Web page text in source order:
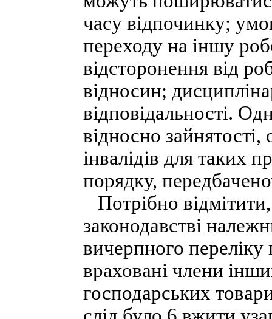
часу відпочинку;
переходу на іншу
відсторонення від
відносин;
відповідальності.
відносно
інвалідів для таких
порядку,
Потрібно
законодавстві
вичерпного
враховані члени
господарських